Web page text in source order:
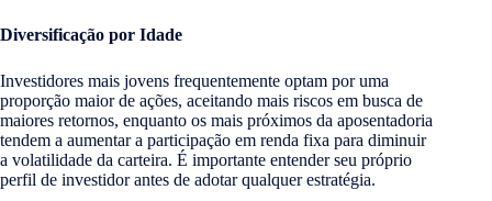
Diversificação por Idade
Investidores mais jovens frequentemente optam por uma
proporção maior de ações, aceitando mais riscos em busca de
maiores retornos, enquanto os mais próximos da aposentadoria
tendem a aumentar a participação em renda fixa para diminuir
a volatilidade da carteira. É importante entender seu próprio
perfil de investidor antes de adotar qualquer estratégia.